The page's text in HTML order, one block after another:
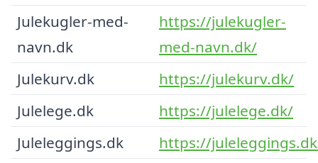
Julekugler-med-
navn.dk
https://julekugler-
med-navn.dk/
Julekurv.dk
https://julekurv.dk/
Julelege.dk
https://julelege.dk/
Juleleggings.dk
https://